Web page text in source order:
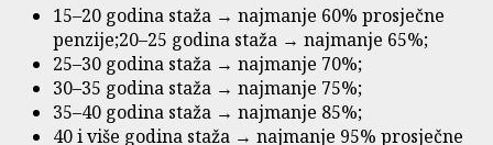
15–20 godina staža → najmanje 60% prosječne
penzije;20–25 godina staža → najmanje 65%;
25–30 godina staža → najmanje 70%;
30–35 godina staža → najmanje 75%;
35–40 godina staža → najmanje 85%;
40 i više godina staža → najmanje 95% prosječne